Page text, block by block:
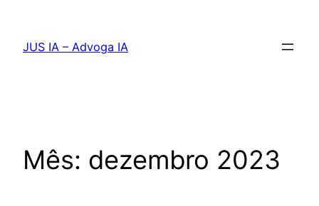
JUS IA – Advoga IA
Mês: dezembro 2023